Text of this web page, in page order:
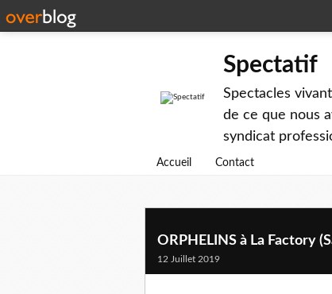
Spectatif
Spectacles
de ce que nous
syndicat
Accueil Contact
ORPHELINS à La Factory
12 Juillet 2019